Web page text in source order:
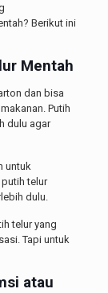
Berikut ini
Mentah
dan bisa
Putih
dulu agar
untuk
telur
dulu.
telur yang
Tapi untuk
atau